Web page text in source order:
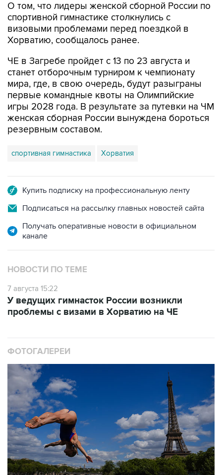
О том, что лидеры женской сборной России по
спортивной гимнастике столкнулись с
визовыми проблемами перед поездкой в
Хорватию, сообщалось ранее.
ЧЕ в Загребе пройдет с 13 по 23 августа и
станет отборочным турниром к чемпионату
мира, где, в свою очередь, будут разыграны
первые командные квоты на Олимпийские
игры 2028 года. В результате за путевки на ЧМ
женская сборная России вынуждена бороться
резервным составом.
спортивная гимнастика Хорватия
Купить подписку на профессиональную ленту
Подписаться на рассылку главных новостей сайта
Получать оперативные новости в официальном
канале
НОВОСТИ ПО ТЕМЕ
7 августа 15:22
У ведущих гимнасток России возникли
проблемы с визами в Хорватию на ЧЕ
ФОТОГАЛЕРЕИ